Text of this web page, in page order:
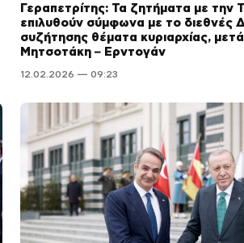
Γεραπετρίτης: Τα ζητήματα με την
επιλυθούν σύμφωνα με το διεθνές
συζήτησης θέματα κυριαρχίας,
Μητσοτάκη – Ερντογάν
12.02.2026 — 09:23